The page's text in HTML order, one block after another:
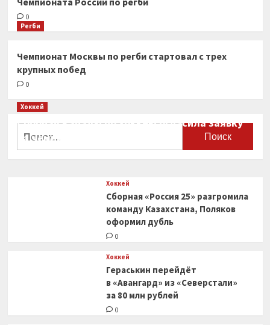
0
Регби
Чемпионат Москвы по регби стартовал с трех
крупных побед
0
Хоккей
Сборная Канады по хоккею огласила заявку
на чемпионат мира
Хоккей
Сборная «Россия 25» разгромила
команду Казахстана, Поляков
оформил дубль
0
Хоккей
Гераськин перейдёт
в «Авангард» из «Северстали»
за 80 млн рублей
0